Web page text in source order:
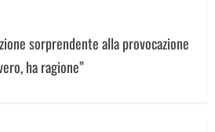
sorprendente alla provocazione
ha ragione”